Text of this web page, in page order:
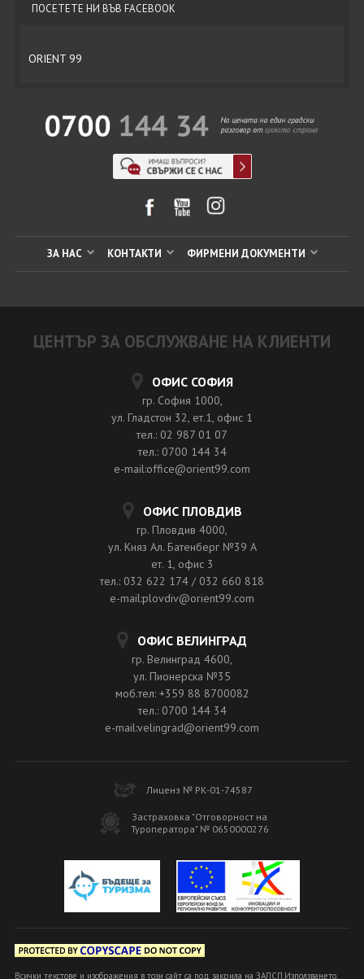
ПОСЕТЕТЕ НИ ВЪВ FACEBOOK
ORIENT 99
ЗА НАС КОНТАКТИ ФИРМЕНИ ДОКУМЕНТИ
ЦЕНТЪР ЗА ОБСЛУЖВАНЕ НА КЛИЕНТИ
ОФИС СОФИЯ
гр. София 1000,
ул. Гладстон 32, ет.1, офис 1
тел.: 02 987 01 07
тел.: 0700 144 34
e-mail:office@orient99.com
ОФИС ПЛОВДИВ
гр. Пловдив 4000,
ул. Княз Ал. Батенберг №39 A
ет. 1, офис 3
тел.: 032 622 174 / 032 660 818
e-mail:plovdiv@orient99.com
ОФИС ВЕЛИНГРАД
гр. Велинград 4600,
ул. Пионерска №35
моб.тел: +359 88 8700082
тел.: 0700 144 34
e-mail:velingrad@orient99.com
Лиценз № РК-01-74587
Застраховка "Отговорност на
Туроператора" № 0650000276
Всички текстове и изображения в този сайт са под закрила на ЗАПСП.Използването,